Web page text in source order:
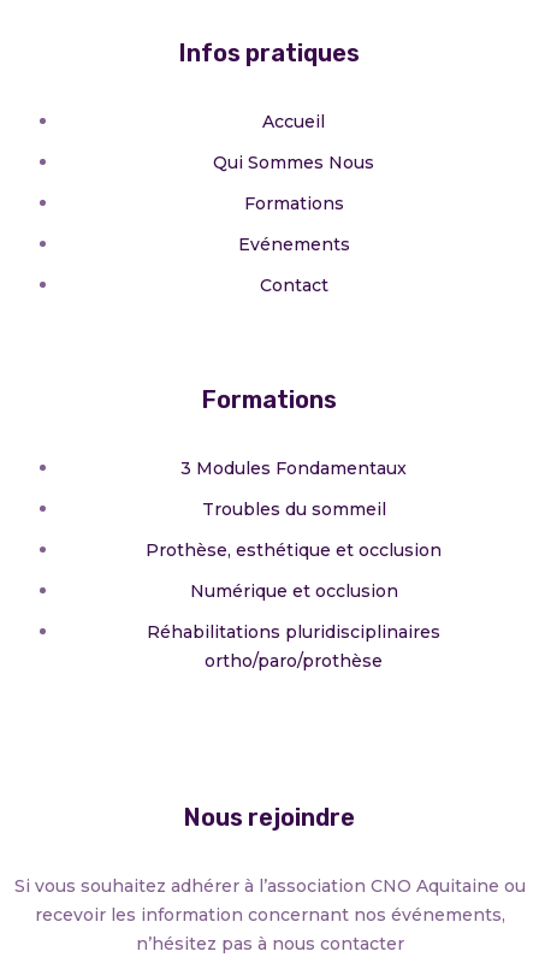
Infos pratiques
Accueil
Qui Sommes Nous
Formations
Evénements
Contact
Formations
3 Modules Fondamentaux
Troubles du sommeil
Prothèse, esthétique et occlusion
Numérique et occlusion
Réhabilitations pluridisciplinaires
ortho/paro/prothèse
Nous rejoindre
Si vous souhaitez adhérer à l’association CNO Aquitaine ou
recevoir les information concernant nos événements,
n’hésitez pas à nous contacter